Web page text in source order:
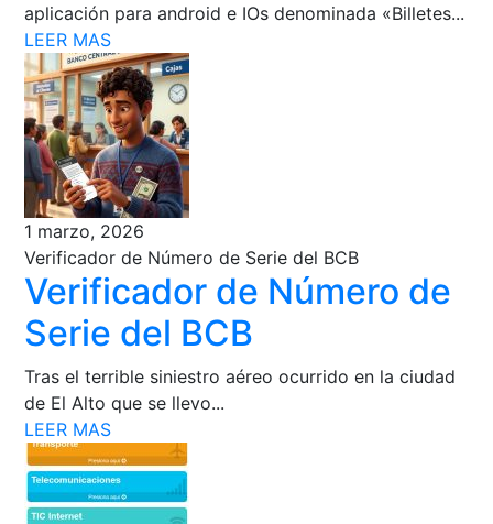
aplicación para android e IOs denominada «Billetes...
LEER MAS
1 marzo, 2026
Verificador de Número de Serie del BCB
Verificador de Número de
Serie del BCB
Tras el terrible siniestro aéreo ocurrido en la ciudad
de El Alto que se llevo...
LEER MAS